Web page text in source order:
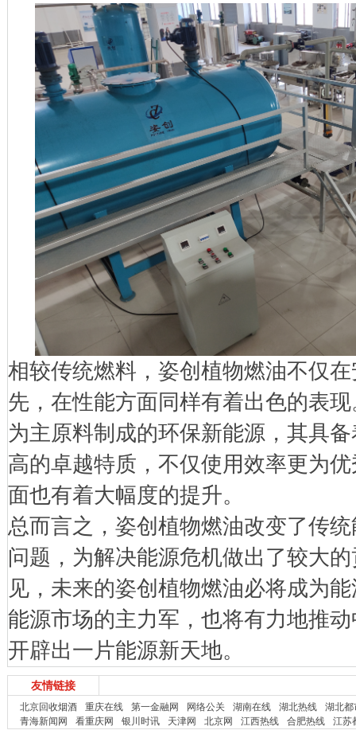
相较传统燃料，姿创植物燃油不仅
先，在性能方面同样有着出色的表
为主原料制成的环保新能源，其具
高的卓越特质，不仅使用效率更为
面也有着大幅度的提升。
总而言之，姿创植物燃油改变了传
问题，为解决能源危机做出了较大
见，未来的姿创植物燃油必将成为
能源市场的主力军，也将有力地推
开辟出一片能源新天地。
友情链接
北京回收烟酒 重庆在线 第一金融网 网络公关 湖南在线 湖北热线
湖北都
青海新闻网
看重庆网 银川时讯 天津网 北京网 江西热线 合肥热线 江苏